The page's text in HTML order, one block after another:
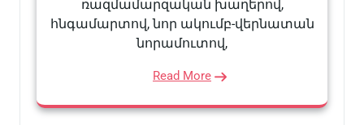
ռազմամարզական խաղերով,
հնգամարտով, նոր ակումբ-վերնատան
նորամուտով,
Read More